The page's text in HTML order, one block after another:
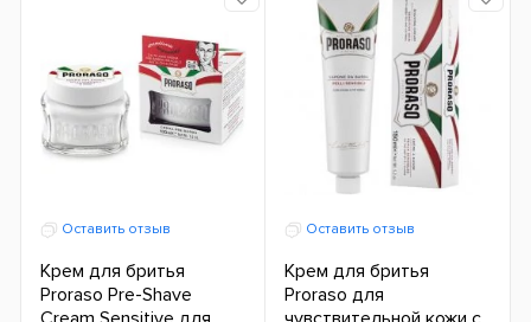
Оставить отзыв
Крем для бритья
Proraso Pre-Shave
Оставить отзыв
Крем для бритья
Proraso для